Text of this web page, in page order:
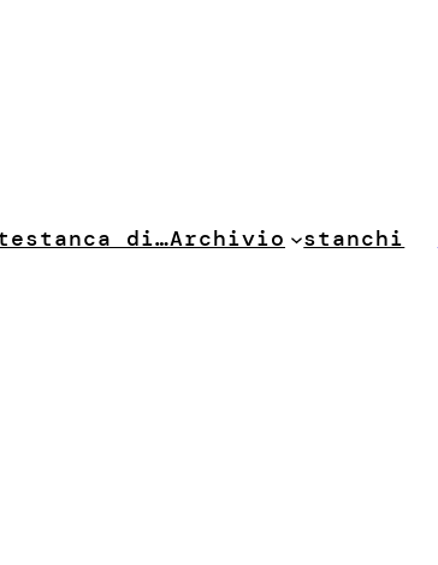
stanca di…Archivio stanchi